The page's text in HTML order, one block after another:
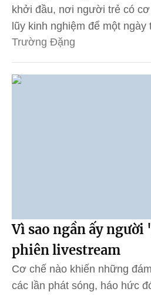
khởi đầu, nơi người trẻ có
lũy kinh nghiệm để một
Trường Đặng
Vì sao ngần ấy
phiên livestream
Cơ chế nào khiến những
các lần phát sóng, háo hức